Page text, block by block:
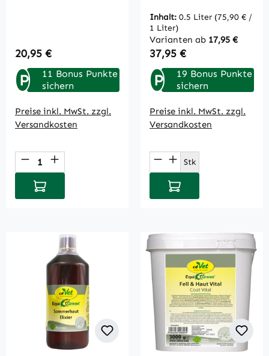
Regulärer Preis:
20,95 €
P
11 Bonus Punkte
sichern
Preise inkl. MwSt. zzgl.
Versandkosten
Produkt Anzahl: Gib den gewünschten
In den Warenkorb
Inhalt: 0.5 Liter (75,90 € /
1 Liter)
Varianten ab 17,95 €
Regulärer Preis:
37,95 €
P
19 Bonus Punkte
sichern
Preise inkl. MwSt. zzgl.
Versandkosten
Produkt Anzahl:
Stk
In den Warenkorb